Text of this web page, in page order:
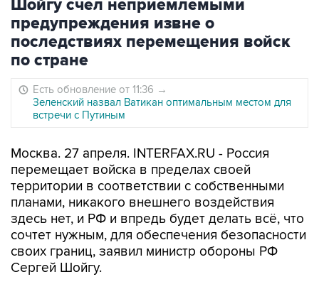
Шойгу счел неприемлемыми
предупреждения извне о
последствиях перемещения войск
по стране
Есть обновление от 11:36 →
Зеленский назвал Ватикан оптимальным местом для
встречи с Путиным
Москва. 27 апреля. INTERFAX.RU - Россия
перемещает войска в пределах своей
территории в соответствии с собственными
планами, никакого внешнего воздействия
здесь нет, и РФ и впредь будет делать всё, что
сочтет нужным, для обеспечения безопасности
своих границ, заявил министр обороны РФ
Сергей Шойгу.